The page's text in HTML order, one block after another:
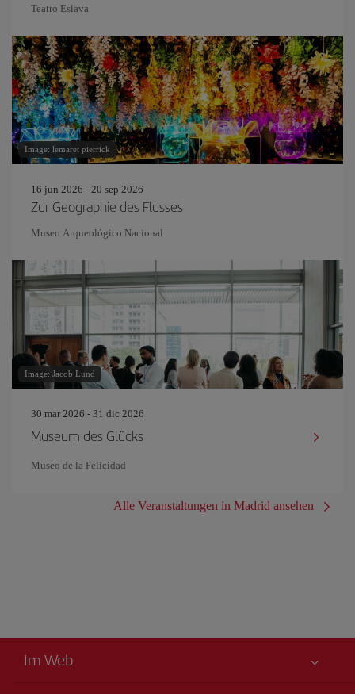
Teatro Eslava
Image: lemaret pierrick
16 jun 2026 - 20 sep 2026
Zur Geographie des Flusses
Museo Arqueológico Nacional
Image: Jacob Lund
30 mar 2026 - 31 dic 2026
Museum des Glücks
Museo de la Felicidad
Alle Veranstaltungen in Madrid ansehen
Im Web